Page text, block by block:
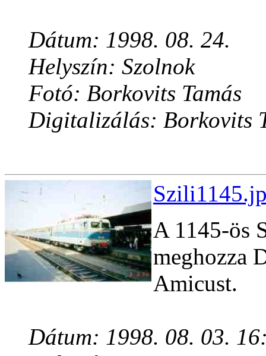
Dátum: 1998. 08. 24.
Helyszín: Szolnok
Fotó: Borkovits Tamás
Digitalizálás: Borkovits
A 1145-ös
meghozza
Amicust.
Dátum: 1998. 08. 03.